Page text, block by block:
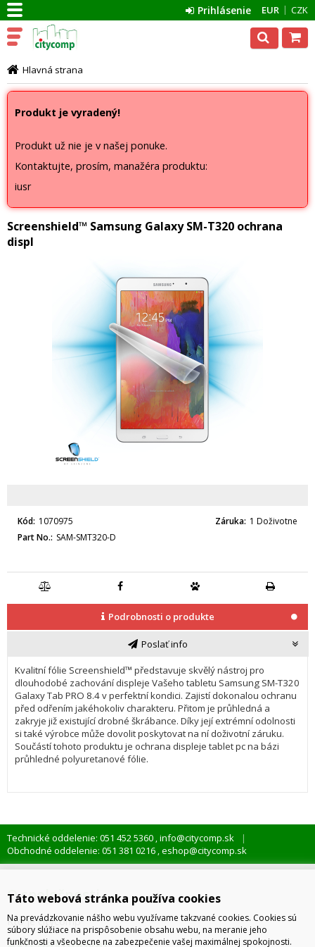
EUR CZK
Prihlásenie
Hlavná strana
Produkt je vyradený!
Produkt už nie je v našej ponuke.
Kontaktujte, prosím, manažéra produktu:
iusr
Screenshield™ Samsung Galaxy SM-T320 ochrana
displ
Kód 1070975
Part No. SAM-SMT320-D
Záruka 1 Doživotne
Podrobnosti o produkte
Poslať info
Kvalitní fólie Screenshield™ představuje skvělý nástroj pro
dlouhodobé zachování displeje Vašeho tabletu Samsung SM-T320
Galaxy Tab PRO 8.4 v perfektní kondici. Zajistí dokonalou ochranu
před odřením jakéhokoliv charakteru. Přitom je průhledná a
zakryje již existující drobné škrábance. Díky její extrémní odolnosti
si také výrobce může dovolit poskytovat na ní doživotní záruku.
Součástí tohoto produktu je ochrana displeje tablet pc na bázi
průhledné polyuretanové fólie.
Technické oddelenie: 051 452 5360 ,info@citycomp.sk
Obchodné oddelenie: 051 381 0216 ,eshop@citycomp.sk
O spoločnosti
Kto je citycomp
Táto webová stránka používa cookies
Na prevádzkovanie nášho webu využívame takzvané cookies. Cookies sú
súbory slúžiace na prispôsobenie obsahu webu, na meranie jeho
funkčnosti a všeobecne na zabezpečenie vašej maximálnej spokojnosti.